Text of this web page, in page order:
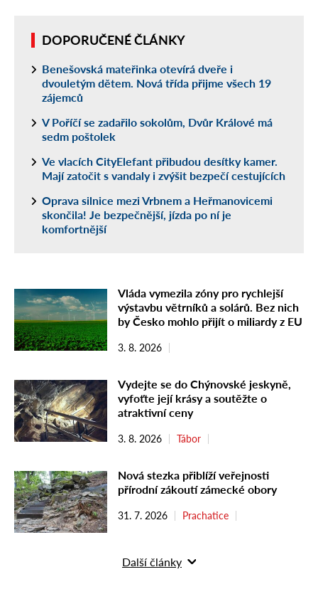
DOPORUČENÉ ČLÁNKY
Benešovská mateřinka otevírá dveře i
dvouletým dětem. Nová třída přijme všech 19
zájemců
V Poříčí se zadařilo sokolům, Dvůr Králové má
sedm poštolek
Ve vlacích CityElefant přibudou desítky kamer.
Mají zatočit s vandaly i zvýšit bezpečí cestujících
Oprava silnice mezi Vrbnem a Heřmanovicemi
skončila! Je bezpečnější, jízda po ní je
komfortnější
Vláda vymezila zóny pro rychlejší
výstavbu větrníků a solárů. Bez nich
by Česko mohlo přijít o miliardy z EU
3. 8. 2026
Vydejte se do Chýnovské jeskyně,
vyfoťte její krásy a soutěžte o
atraktivní ceny
3. 8. 2026 Tábor
Nová stezka přiblíží veřejnosti
přírodní zákoutí zámecké obory
31. 7. 2026 Prachatice
Další články